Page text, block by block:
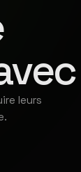
leurs